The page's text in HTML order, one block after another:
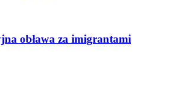
obława za imigrantami